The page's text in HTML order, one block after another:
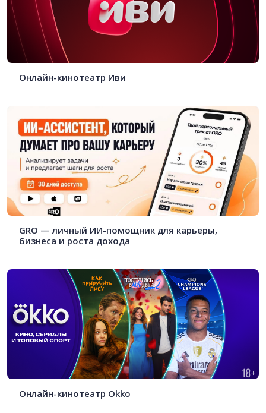
Онлайн-кинотеатр Иви
GRO — личный ИИ-помощник для карьеры,
бизнеса и роста дохода
Онлайн-кинотеатр Okko